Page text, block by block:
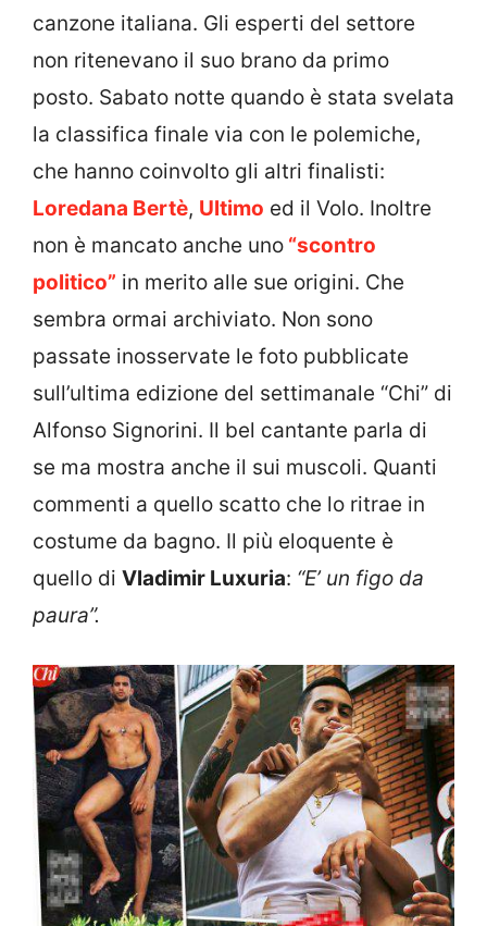
canzone italiana. Gli esperti del settore
non ritenevano il suo brano da primo
posto. Sabato notte quando è stata svelata
la classifica finale via con le polemiche,
che hanno coinvolto gli altri finalisti:
Loredana Bertè, Ultimo ed il Volo. Inoltre
non è mancato anche uno “scontro
politico” in merito alle sue origini. Che
sembra ormai archiviato. Non sono
passate inosservate le foto pubblicate
sull’ultima edizione del settimanale “Chi” di
Alfonso Signorini. Il bel cantante parla di
se ma mostra anche il sui muscoli. Quanti
commenti a quello scatto che lo ritrae in
costume da bagno. Il più eloquente è
quello di Vladimir Luxuria: “E’ un figo da
paura”.